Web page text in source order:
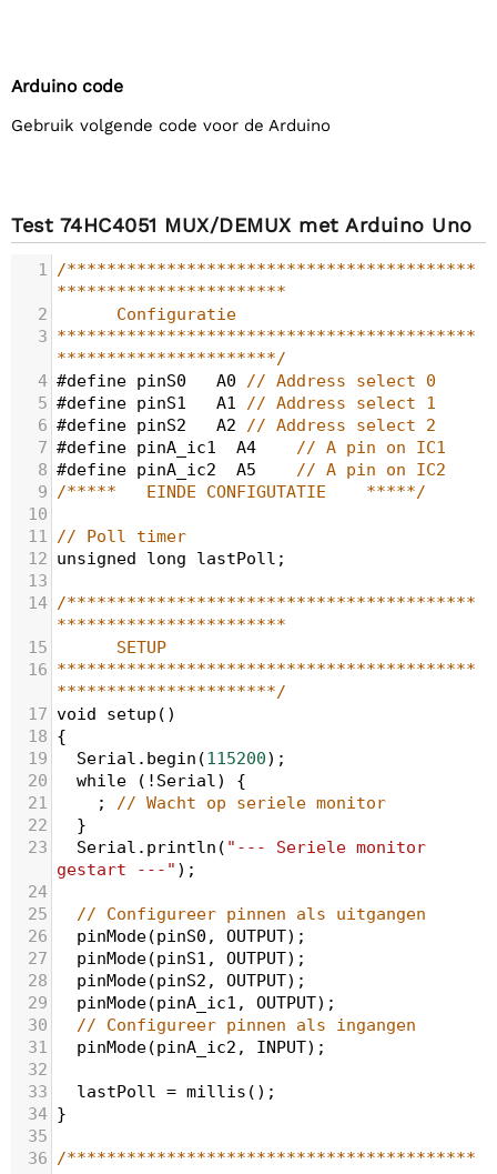
Arduino code
Gebruik volgende code voor de Arduino
Test 74HC4051 MUX/DEMUX met Arduino Uno
1 /*****************************************
***********************
2
Configuratie
3 ******************************************
**********************/
4 #define pinS0 A0
// Address select 0
5 #define pinS1 A1
// Address select 1
6 #define pinS2 A2
// Address select 2
7 #define pinA_ic1 A4
// A pin on IC1
8 #define pinA_ic2 A5
// A pin on IC2
9 /*****   EINDE CONFIGUTATIE    *****/
10
11 // Poll timer
12 unsigned long lastPoll ;
13
14 /*****************************************
***********************
15
SETUP
16 ******************************************
**********************/
17 void setup ()
18 {
19
Serial . begin (115200);
20
while ( ! Serial) {
21
; // Wacht op seriele monitor
22
  }
23
Serial . println ( "--- Seriele monitor
gestart ---" );
24
25
// Configureer pinnen als uitgangen
26
pinMode(pinS0 , OUTPUT);
27
pinMode(pinS1 , OUTPUT);
28
pinMode(pinS2 , OUTPUT);
29
pinMode(pinA_ic1 , OUTPUT);
30
// Configureer pinnen als ingangen
31
pinMode(pinA_ic2 , INPUT);
32
33
lastPoll = millis ();
34 }
35
36 /*****************************************